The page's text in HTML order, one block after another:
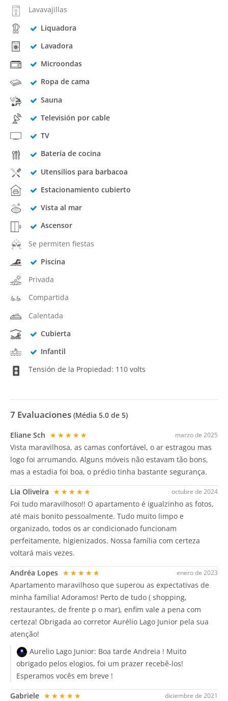
Lavavajillas
Liquadora
Lavadora
Microondas
Ropa de cama
Sauna
Televisión por cable
TV
Batería de cocina
Utensilios para barbacoa
Estacionamiento cubierto
Vista al mar
Ascensor
Se permiten fiestas
Piscina
Privada
Compartida
Calentada
Cubierta
Infantil
Tensión de la Propiedad: 110 volts
7 Evaluaciones (Média 5.0 de 5)
marzo de 2025
Eliane Sch ★★★★★
Vista maravilhosa, as camas confortável, o ar estragou mas
logo foi arrumando. Alguns móveis não estavam tão bons,
mas a estadia foi boa, o prédio tinha bastante segurança.
octubre de 2024
Lia Oliveira ★★★★★
Foi tudo maravilhoso!! O apartamento é igualzinho as fotos,
até mais bonito pessoalmente. Tudo muito limpo e
organizado, todos os ar condicionado funcionam
perfeitamente, higienizados. Nossa família com certeza
voltará mais vezes.
enero de 2023
Andréa Lopes ★★★★★
Apartamento maravilhoso que superou as expectativas de
minha família! Adoramos! Perto de tudo ( shopping,
restaurantes, de frente p o mar), enfim vale a pena com
certeza! Obrigada ao corretor Aurélio Lago Junior pela sua
atenção!
Aurelio Lago Junior: Boa tarde Andreia ! Muito
obrigado pelos elogios, foi um prazer recebê-los!
Esperamos vocês em breve !
diciembre de 2021
Gabriele ★★★★★